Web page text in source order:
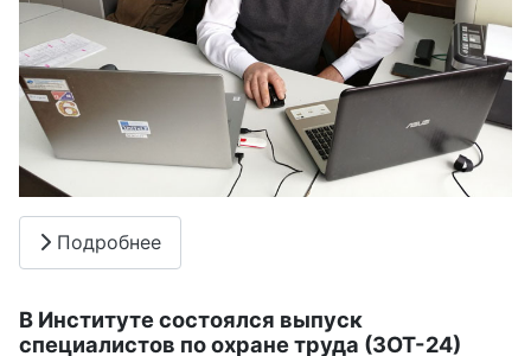
Подробнее
В Институте состоялся выпуск
специалистов по охране труда (ЗОТ-24)